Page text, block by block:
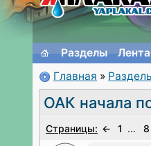
Разделы Лента
Главная »
ОАК начала
Страницы: ← 1 ... 8